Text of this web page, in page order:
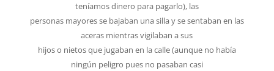
teníamos dinero para pagarlo), las
personas mayores se bajaban una silla y se sentaban en las
aceras mientras vigilaban a sus
hijos o nietos que jugaban en la calle (aunque no había
ningún peligro pues no pasaban casi